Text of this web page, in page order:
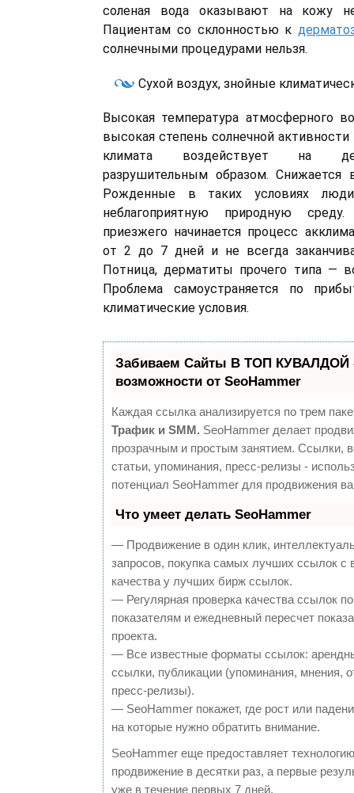
соленая вода оказывают на кожу
Пациентам со склонностью к
солнечными процедурами нельзя.
Сухой воздух, знойные
Высокая температура атмосферного
высокая степень солнечной
климата воздействует на
разрушительным образом. Снижается
Рожденные в таких условиях люди
неблагоприятную природную
приезжего начинается процесс
от 2 до 7 дней и не всегда
Потница, дерматиты прочего типа —
Проблема самоустраняется по
климатические условия.
Забиваем Сайты В ТОП КУВАЛДОЙ
возможности от SeoHammer
Каждая ссылка анализируется по трем
Трафик и SMM. SeoHammer делает
прозрачным и простым занятием. Ссылки,
статьи, упоминания, пресс-релизы -
потенциал SeoHammer для продвижения
Что умеет делать SeoHammer
— Продвижение в один клик,
запросов, покупка самых лучших ссылок с
качества у лучших бирж ссылок.
— Регулярная проверка качества ссылок
показателям и ежедневный пересчет
проекта.
— Все известные форматы ссылок:
ссылки, публикации (упоминания, мнения,
пресс-релизы).
— SeoHammer покажет, где рост или
на которые нужно обратить внимание.
SeoHammer еще предоставляет
продвижение в десятки раз, а первые
уже в течение первых 7 дней.